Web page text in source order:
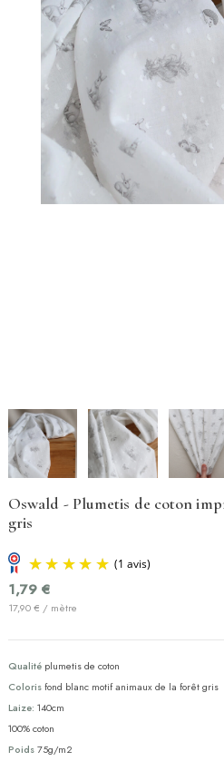
Oswald - Plumetis de coton
gris
1,79 €
17,90 € / mètre
Qualité plumetis de coton
Colorisfond blanc motif animaux de la forêt gris
Laize: 140cm
100% coton
Poids75g/m2